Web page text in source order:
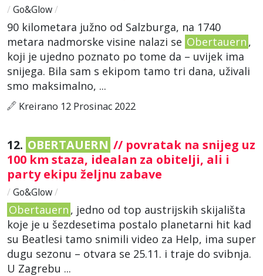
/ Go&Glow/
90 kilometara južno od Salzburga, na 1740
metara nadmorske visine nalazi se Obertauern ,
koji je ujedno poznato po tome da – uvijek ima
snijega. Bila sam s ekipom tamo tri dana, uživali
smo maksimalno, ...
Kreirano 12 Prosinac 2022
12. OBERTAUERN // povratak na snijeg uz
100 km staza, idealan za obitelji, ali i
party ekipu željnu zabave
/ Go&Glow/
Obertauern , jedno od top austrijskih skijališta
koje je u šezdesetima postalo planetarni hit kad
su Beatlesi tamo snimili video za Help, ima super
dugu sezonu – otvara se 25.11. i traje do svibnja.
U Zagrebu ...